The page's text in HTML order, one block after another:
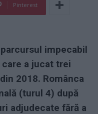
Pinterest
impecabil
care a jucat trei
2018. Românca
(turul 4) după
adjudecate fără a